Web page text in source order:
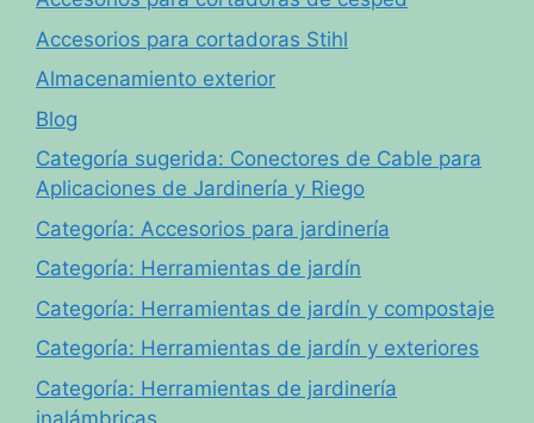
Accesorios para cortadoras Stihl
Almacenamiento exterior
Blog
Categoría sugerida: Conectores de Cable para
Aplicaciones de Jardinería y Riego
Categoría: Accesorios para jardinería
Categoría: Herramientas de jardín
Categoría: Herramientas de jardín y compostaje
Categoría: Herramientas de jardín y exteriores
Categoría: Herramientas de jardinería
inalámbricas